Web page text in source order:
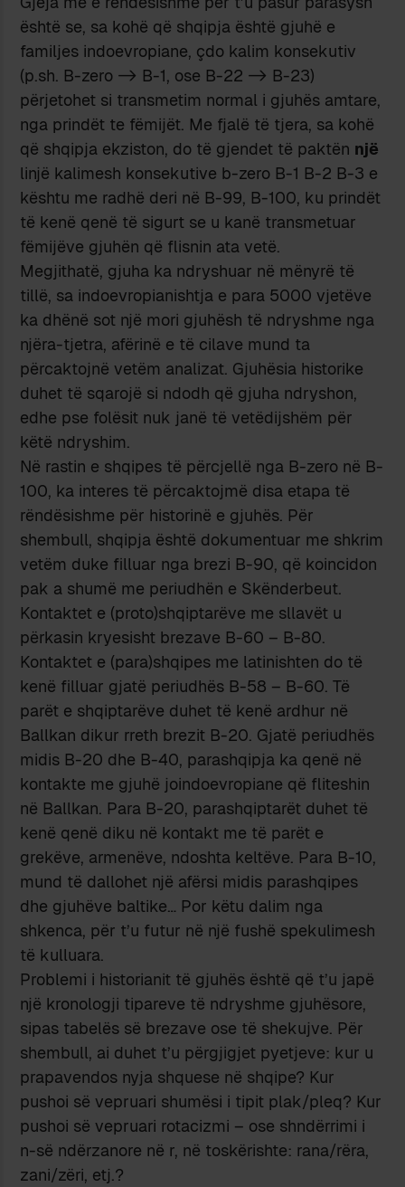
është se, sa kohë që shqipja është gjuhë e
familjes indoevropiane, çdo kalim konsekutiv
(p.sh. B-zero -> B-1, ose B-22 -> B-23)
përjetohet si transmetim normal i gjuhës amtare,
nga prindët te fëmijët. Me fjalë të tjera, sa kohë
që shqipja ekziston, do të gjendet të paktën një
linjë kalimesh konsekutive b-zero B-1 B-2 B-3 e
kështu me radhë deri në B-99, B-100, ku prindët
të kenë qenë të sigurt se u kanë transmetuar
fëmijëve gjuhën që flisnin ata vetë.
Megjithatë, gjuha ka ndryshuar në mënyrë të
tillë, sa indoevropianishtja e para 5000 vjetëve
ka dhënë sot një mori gjuhësh të ndryshme nga
njëra-tjetra, afërinë e të cilave mund ta
përcaktojnë vetëm analizat. Gjuhësia historike
duhet të sqarojë si ndodh që gjuha ndryshon,
edhe pse folësit nuk janë të vetëdijshëm për
këtë ndryshim.
Në rastin e shqipes të përcjellë nga B-zero në B-
100, ka interes të përcaktojmë disa etapa të
rëndësishme për historinë e gjuhës. Për
shembull, shqipja është dokumentuar me shkrim
vetëm duke filluar nga brezi B-90, që koincidon
pak a shumë me periudhën e Skënderbeut.
Kontaktet e (proto)shqiptarëve me sllavët u
përkasin kryesisht brezave B-60 – B-80.
Kontaktet e (para)shqipes me latinishten do të
kenë filluar gjatë periudhës B-58 – B-60. Të
parët e shqiptarëve duhet të kenë ardhur në
Ballkan dikur rreth brezit B-20. Gjatë periudhës
midis B-20 dhe B-40, parashqipja ka qenë në
kontakte me gjuhë joindoevropiane që fliteshin
në Ballkan. Para B-20, parashqiptarët duhet të
kenë qenë diku në kontakt me të parët e
grekëve, armenëve, ndoshta keltëve. Para B-10,
mund të dallohet një afërsi midis parashqipes
dhe gjuhëve baltike… Por këtu dalim nga
shkenca, për t’u futur në një fushë spekulimesh
të kulluara.
Problemi i historianit të gjuhës është që t’u japë
një kronologji tipareve të ndryshme gjuhësore,
sipas tabelës së brezave ose të shekujve. Për
shembull, ai duhet t’u përgjigjet pyetjeve: kur u
prapavendos nyja shquese në shqipe? Kur
pushoi së vepruari shumësi i tipit plak/pleq? Kur
pushoi së vepruari rotacizmi – ose shndërrimi i
n-së ndërzanore në r, në toskërishte: rana/rëra,
zani/zëri, etj.?